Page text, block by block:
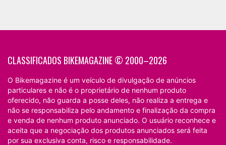
CLASSIFICADOS BIKEMAGAZINE © 2000–2026
O Bikemagazine é um veículo de divulgação de anúncios
particulares e não é o proprietário de nenhum produto
oferecido, não guarda a posse deles, não realiza a entrega e
não se responsabiliza pelo andamento e finalização da compra
e venda de nenhum produto anunciado. O usuário reconhece e
aceita que a negociação dos produtos anunciados será feita
por sua exclusiva conta, risco e responsabilidade.